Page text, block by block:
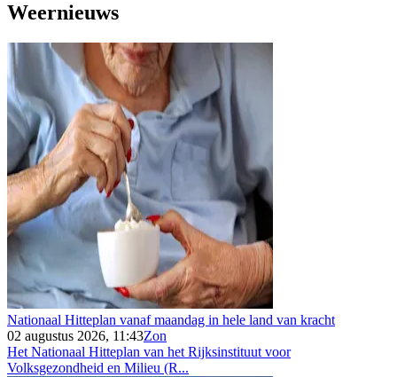
Weernieuws
Nationaal Hitteplan vanaf maandag in hele land van kracht
02 augustus 2026, 11:43Zon
Het Nationaal Hitteplan van het Rijksinstituut voor
Volksgezondheid en Milieu (R...